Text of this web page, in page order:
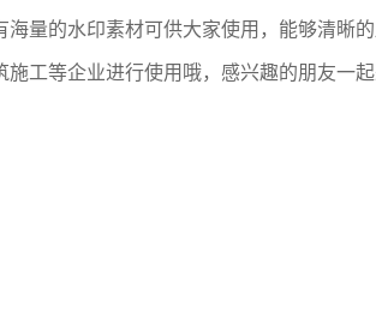
量的水印素材可供大家使用，能够清晰
工等企业进行使用哦，感兴趣的朋友一起